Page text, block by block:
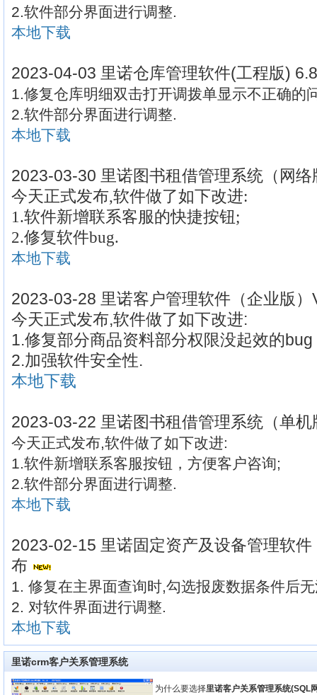
2.软件部分界面进行调整.
本地下载
2023-04-03 里诺仓库管理软件(工程版)
1.修复仓库明细双击打开调拨单显示不正确的
2.软件部分界面进行调整.
本地下载
2023-03-30 里诺图书租借管理系统（网
今天正式发布,软件做了如下改进:
1.软件新增联系客服的快捷按钮;
2.修复软件bug.
本地下载
2023-03-28 里诺客户管理软件（企业版）
今天正式发布,软件做了如下改进:
1.修复部分商品资料部分权限没起效的bug
2.加强软件安全性.
本地下载
2023-03-22 里诺图书租借管理系统（单
今天正式发布,软件做了如下改进:
1.软件新增联系客服按钮，方便客户咨询;
2.软件部分界面进行调整.
本地下载
2023-02-15 里诺固定资产及设备管理软
布
1. 修复在主界面查询时,勾选报废数据条件后
2. 对软件界面进行调整.
本地下载
里诺crm客户关系管理系统
为什么要选择里诺客户关系管理系统(SQL